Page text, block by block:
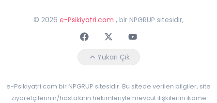
© 2026 e-Psikiyatri.com , bir NPGRUP sitesidir,
FaceebokTwitterYoutube
Yukarı Çık
e-Psikiyatri.com bir NPGRUP sitesidir. Bu sitede verilen bilgiler, site
ziyaretçilerinin/hastaların hekimleriyle mevcut ilişkilerini ikame